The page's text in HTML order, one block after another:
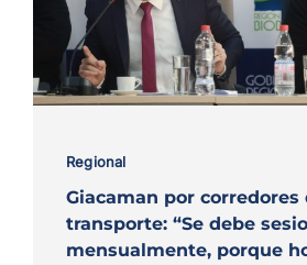
Regional
Giacaman por corredores
transporte: “Se debe
mensualmente, porque